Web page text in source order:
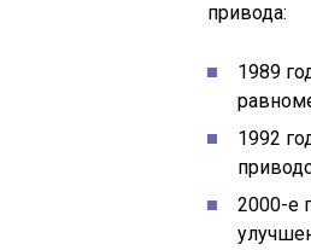
привода:
1989
1992
2000-е